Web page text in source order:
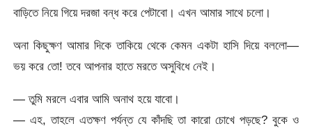
বাড়িতে নিয়ে গিয়ে দরজা বন্ধ করে পেটাবো। এখন আমার সাথে চলো।
অনা কিছুক্ষণ আমার দিকে তাকিয়ে থেকে কেমন একটা হাসি দিয়ে বললো—
ভয় করে তো! তবে আপনার হাতে মরতে অসুবিধে নেই।
— তুমি মরলে এবার আমি অনাথ হয়ে যাবো।
— এহ, তাহলে এতক্ষণ পর্যন্ত যে কাঁদছি তা কারো চোখে পড়ছে? বুকে ও